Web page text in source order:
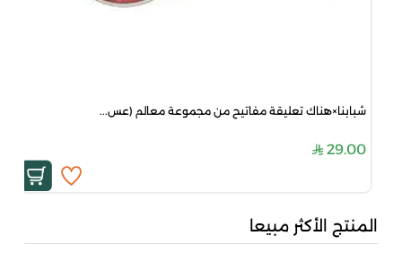
شبابنا×هناك تعليقة مفاتيح من مجموعة معالم (عس...
29.00
المنتج الأكثر مبيعا